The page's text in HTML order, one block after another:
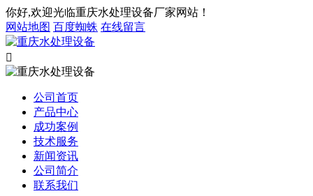
你好,欢迎光临重庆水处理设备厂家网站！
网站地图 百度蜘蛛 在线留言

公司首页
产品中心
成功案例
技术服务
新闻资讯
公司简介
联系我们